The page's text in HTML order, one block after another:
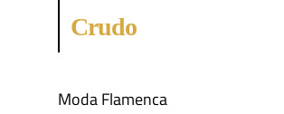
Crudo
Moda Flamenca